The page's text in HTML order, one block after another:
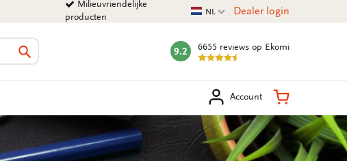
Milieuvriendelijke
producten
Huidige taal
NL Dealer login
Zoeken
mark:
9.2 6655 reviews op Ekomi
Account Winkelmand